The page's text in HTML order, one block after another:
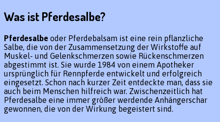
Was ist Pferdesalbe?
Pferdesalbe oder Pferdebalsam ist eine rein pflanzliche
Salbe, die von der Zusammensetzung der Wirkstoffe auf
Muskel- und Gelenkschmerzen sowie Rückenschmerzen
abgestimmt ist. Sie wurde 1984 von einem Apotheker
ursprünglich für Rennpferde entwickelt und erfolgreich
eingesetzt. Schon nach kurzer Zeit entdeckte man, dass sie
auch beim Menschen hilfreich war. Zwischenzeitlich hat
Pferdesalbe eine immer größer werdende Anhängerschar
gewonnen, die von der Wirkung begeistert sind.